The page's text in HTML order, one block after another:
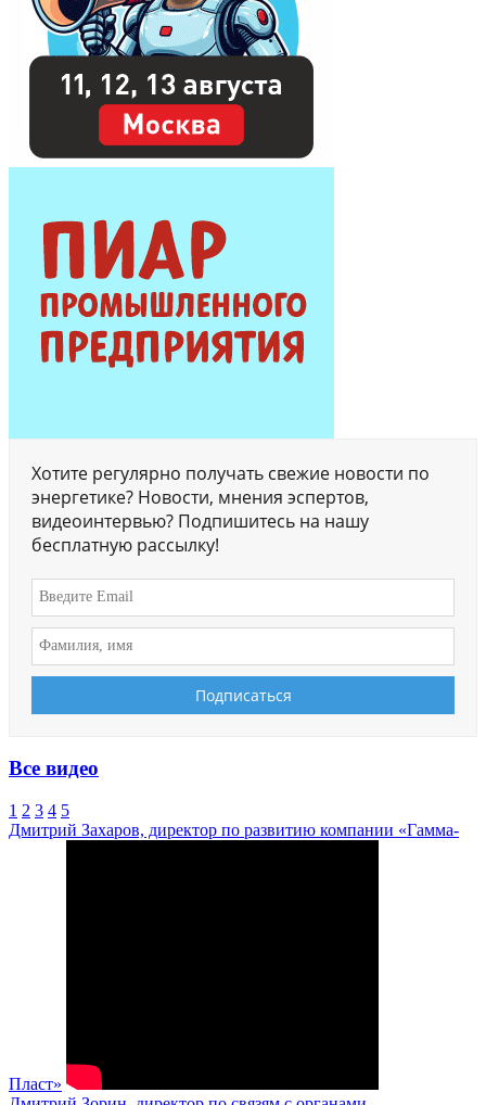
Хотите регулярно получать свежие новости по
энергетике? Новости, мнения эспертов,
видеоинтервью? Подпишитесь на нашу
бесплатную рассылку!
Все видео
1 2 3 4 5
Дмитрий Захаров, директор по развитию компании «Гамма-
Пласт»